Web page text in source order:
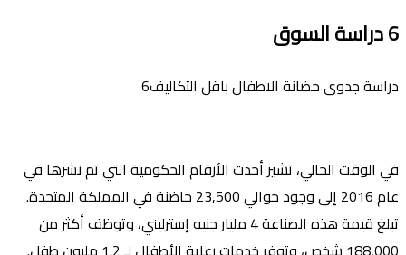
6دراسة السوق
دراسة جدوى حضانة الاطفال باقل التكاليف6
في الوقت الحالي، تشير أحدث الأرقام الحكومية التي تم نشرها في
عام 2016 إلى وجود حوالي 23,500 حاضنة في المملكة المتحدة.
تبلغ قيمة هذه الصناعة 4 مليار جنيه إسترليني، وتوظف أكثر من